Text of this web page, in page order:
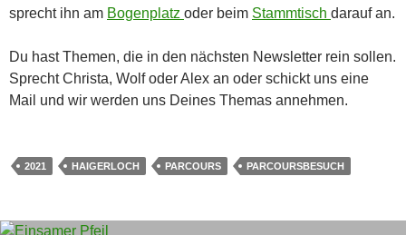
sprecht ihn am Bogenplatz oder beim Stammtisch darauf an.
Du hast Themen, die in den nächsten Newsletter rein sollen.
Sprecht Christa, Wolf oder Alex an oder schickt uns eine
Mail und wir werden uns Deines Themas annehmen.
2021 HAIGERLOCH PARCOURS PARCOURSBESUCH